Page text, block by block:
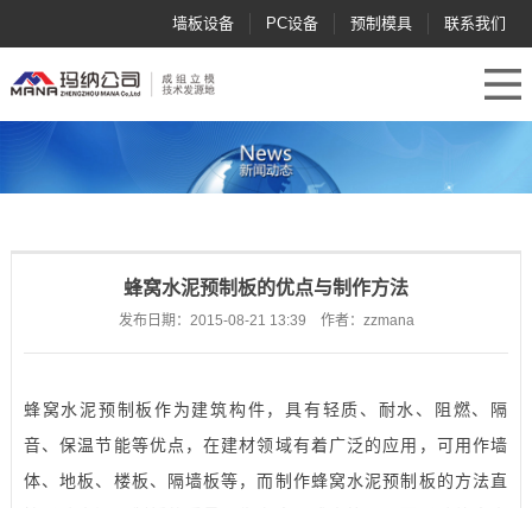
联系我们
预制模具
PC设备
墙板设备
蜂窝水泥预制板的优点与制作方法
发布日期：2015-08-21 13:39 作者：zzmana
蜂窝水泥预制板作为建筑构件，具有轻质、耐水、阻燃、隔
音、保温节能等优点，在建材领域有着广泛的应用，可用作墙
体、地板、楼板、隔墙板等，而制作蜂窝水泥预制板的方法直